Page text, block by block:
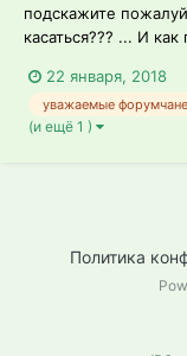
подскажите
касаться??? ... И
22 января, 2018
(и ещё 1 )
Политика